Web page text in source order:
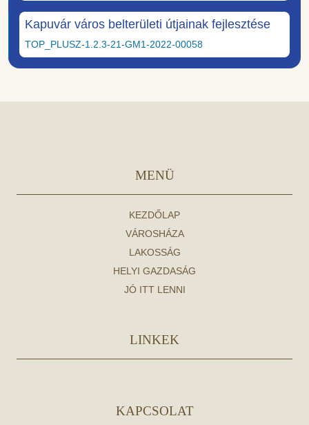
Kapuvár város belterületi útjainak fejlesztése
TOP_PLUSZ-1.2.3-21-GM1-2022-00058
MENÜ
KEZDŐLAP
VÁROSHÁZA
LAKOSSÁG
HELYI GAZDASÁG
JÓ ITT LENNI
LINKEK
KAPCSOLAT